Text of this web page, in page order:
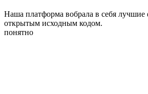
Наша платформа вобрала в себя лучшие
открытым исходным кодом.
понятно